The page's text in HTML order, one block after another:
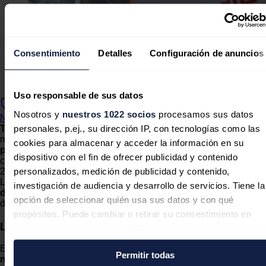
Consentimiento Detalles Configuración de anuncios
Uso responsable de sus datos
Nosotros y nuestros 1022 socios procesamos sus datos
personales, p.ej., su dirección IP, con tecnologías como las
cookies para almacenar y acceder la información en su
dispositivo con el fin de ofrecer publicidad y contenido
personalizados, medición de publicidad y contenido,
investigación de audiencia y desarrollo de servicios. Tiene la
opción de seleccionar quién usa sus datos y con qué
propósitos. Puede cambiar o retirar su consentimiento en
en el Menú de consentimiento.
Permitir todas
TotalEnergies reduce un 5,4% el beneficio hasta
Ningún comentario
TotalEnergies obtuvo unbeneficio neto atribuido de 16.321
millones de dólares (15.422 millones de euros) en los nueve
primeros meses del año, un 5,4% por debaj
contabilizado por la compañía francesa en el mismo periodo de
2022.
Los ingresos de TotalEnergies hasta septiembre
disminuyeron un 16,2% interanual
de dólares (168.094 millones de euros ).
Las cifras de TotalEnergies
Entre julio y septiembre, la multinacional obtuvo un
neto
de 6.676 millones de dólares (